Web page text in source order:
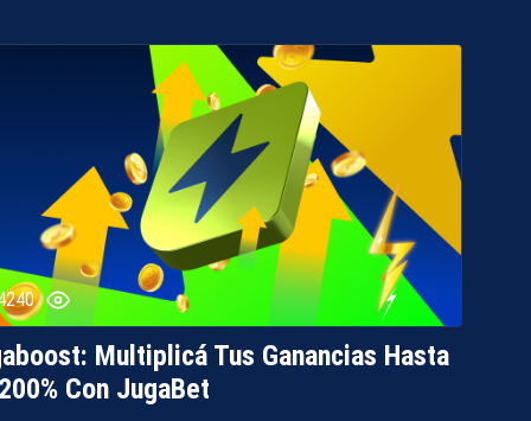
Multiplicá Tus Ganancias Hasta
Con JugaBet